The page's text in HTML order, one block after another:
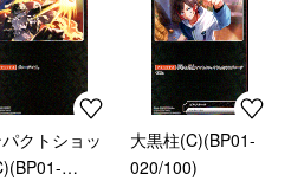
クトショッ
大黒柱(C)(BP01-
020/100)